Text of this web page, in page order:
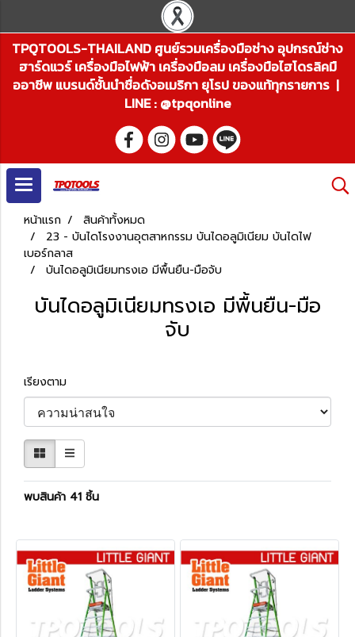
TPQTOOLS-THAILAND ศูนย์รวมเครื่องมือช่าง อุปกรณ์ช่าง
ฮาร์ดแวร์ เครื่องมือไฟฟ้า เครื่องมือลม เครื่องมือไฮโดรลิคมื
ออาชีพ แบรนด์ชั้นนำชื่อดังอเมริกา ยุโรป ของแท้ทุกรายการ |
LINE : @tpqonline
หน้าแรก
สินค้าทั้งหมด
23 - บันไดโรงงานอุตสาหกรรม บันไดอลูมิเนียม บันไดไฟ
เบอร์กลาส
บันไดอลูมิเนียมทรงเอ มีพื้นยืน-มือจับ
บันไดอลูมิเนียมทรงเอ มีพื้นยืน-มือ
จับ
เรียงตาม
พบสินค้า 41 ชิ้น